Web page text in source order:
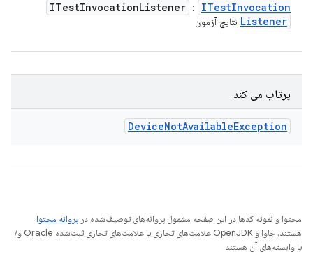
ITestInvocationListener : ITestInvocation
Listener نتایج آزمون
پرتاب می کند
DeviceNotAvailableException
محتوا و نمونه کدها در این صفحه مشمول پروانه‌های توصیف‌شده در پروانه محتوا
هستند. جاوا و OpenJDK علامت‌های تجاری یا علامت‌های تجاری ثبت‌شده Oracle و/
یا وابسته‌های آن هستند.